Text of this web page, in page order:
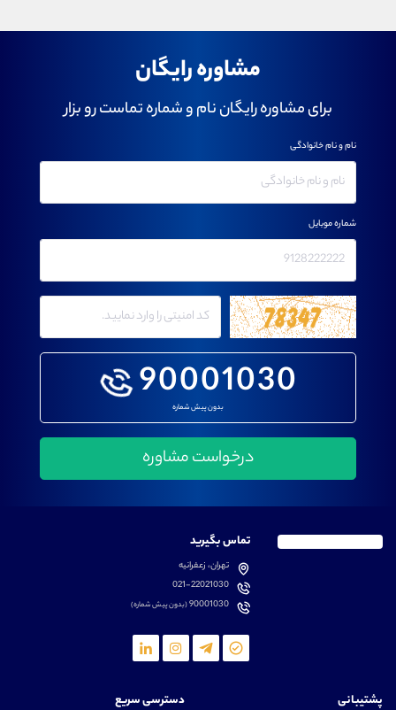
مشاوره رایگان
برای مشاوره رایگان نام و شماره تماست رو بزار
90001030
بدون پیش شماره
نام و نام خانوادگی
شماره موبایل
تماس بگیرید
تهران، زعفرانیه
021-22021030
90001030(بدون پیش شماره)
پشتیبانی دسترسی سریع